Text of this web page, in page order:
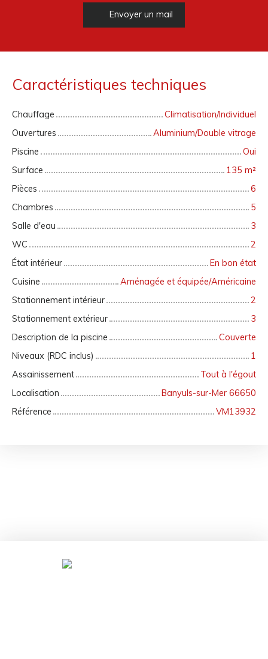
Envoyer un mail
Caractéristiques techniques
Chauffage
Climatisation/Individuel
Ouvertures
Aluminium/Double vitrage
Piscine
Oui
Surface
135 m²
Pièces
6
Chambres
5
Salle d'eau
3
WC
2
État intérieur
En bon état
Cuisine
Aménagée et équipée/Américaine
Stationnement intérieur
2
Stationnement extérieur
3
Description de la piscine
Couverte
Niveaux (RDC inclus)
1
Assainissement
Tout à l'égout
Localisation
Banyuls-sur-Mer 66650
Référence
VM13932